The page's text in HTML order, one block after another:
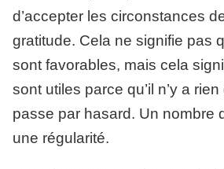
d’accepter les circonstances
gratitude. Cela ne signifie pas
sont favorables, mais cela
sont utiles parce qu’il n’y a
passe par hasard. Un nombre
une régularité.